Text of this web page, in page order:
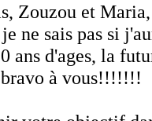
Zouzou et
ne sais pas si
ans d'ages, la
à vous!!!!!!!